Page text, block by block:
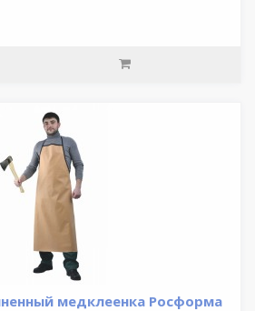
медклеенка Росформа